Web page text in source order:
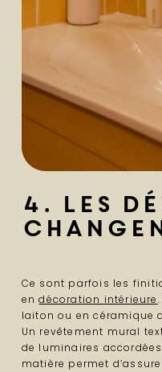
4. Les
Ce sont parfois les
endécoration intérieure
laiton ou en céramique
Un revêtement mural
de luminaires
matière permet